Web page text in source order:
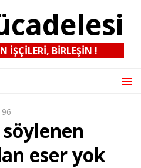
IŞÇILERI, BIRLEŞIN !
eser yok